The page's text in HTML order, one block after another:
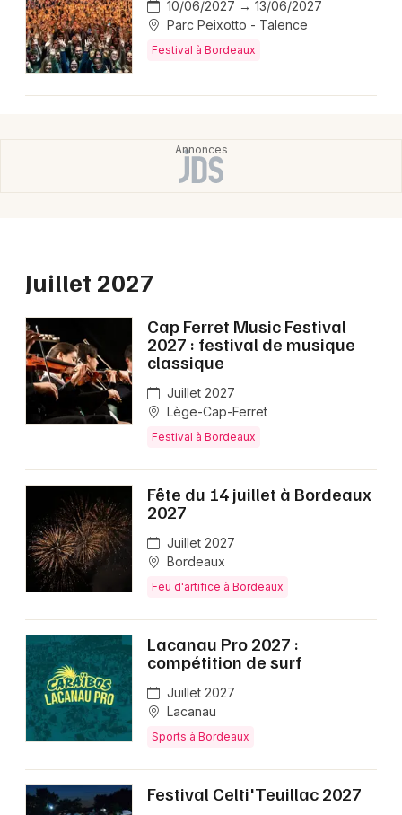
10/06/2027 → 13/06/2027
Parc Peixotto - Talence
Festival à Bordeaux
Juillet 2027
Cap Ferret Music Festival
2027 : festival de musique
classique
Juillet 2027
Lège-Cap-Ferret
Festival à Bordeaux
Fête du 14 juillet à Bordeaux
2027
Juillet 2027
Bordeaux
Feu d'artifice à Bordeaux
Lacanau Pro 2027 :
compétition de surf
Juillet 2027
Lacanau
Sports à Bordeaux
Festival Celti'Teuillac 2027